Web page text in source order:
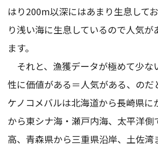
はり200m以深にはあまり生息して
り浅い海に生息しているので人気が
ます。
それと、漁獲データが極めて少な
性に価値がある＝人気がある、のだ
ケノコメバルは北海道から長崎県に
から東シナ海・瀬戸内海、太平洋側
高、青森県から三重県沿岸、土佐湾